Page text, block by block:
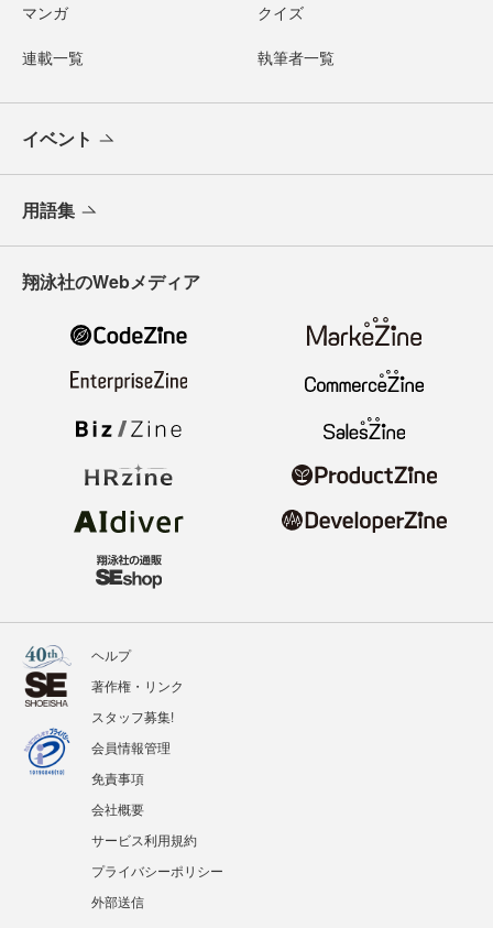
マンガ クイズ
連載一覧 執筆者一覧
イベント
用語集
翔泳社のWebメディア
ヘルプ
著作権・リンク
スタッフ募集!
会員情報管理
免責事項
会社概要
サービス利用規約
プライバシーポリシー
外部送信